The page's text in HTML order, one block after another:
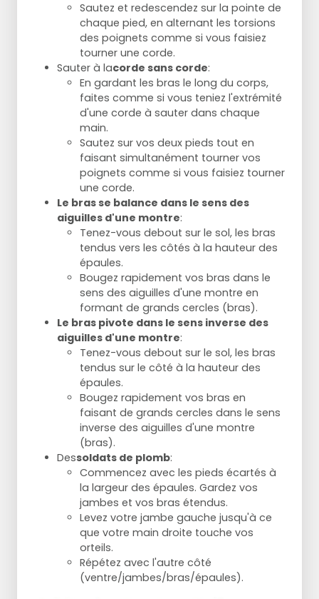
Sautez et redescendez sur la pointe de
chaque pied, en alternant les torsions
des poignets comme si vous faisiez
tourner une corde.
Sauter à lacorde sans corde:
En gardant les bras le long du corps,
faites comme si vous teniez l'extrémité
d'une corde à sauter dans chaque
main.
Sautez sur vos deux pieds tout en
faisant simultanément tourner vos
poignets comme si vous faisiez tourner
une corde.
Le bras se balance dans le sens des
aiguilles d'une montre:
Tenez-vous debout sur le sol, les bras
tendus vers les côtés à la hauteur des
épaules.
Bougez rapidement vos bras dans le
sens des aiguilles d'une montre en
formant de grands cercles (bras).
Le bras pivote dans le sens inverse des
aiguilles d'une montre:
Tenez-vous debout sur le sol, les bras
tendus sur le côté à la hauteur des
épaules.
Bougez rapidement vos bras en
faisant de grands cercles dans le sens
inverse des aiguilles d'une montre
(bras).
Dessoldats de plomb:
Commencez avec les pieds écartés à
la largeur des épaules. Gardez vos
jambes et vos bras étendus.
Levez votre jambe gauche jusqu'à ce
que votre main droite touche vos
orteils.
Répétez avec l'autre côté
(ventre/jambes/bras/épaules).